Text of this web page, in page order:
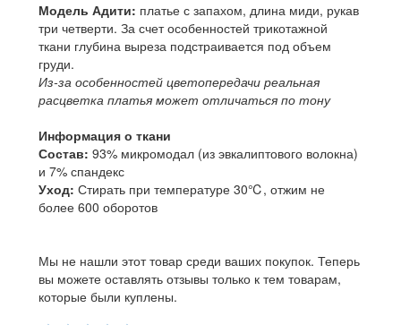
Модель Адити: платье с запахом, длина миди, рукав
три четверти. За счет особенностей трикотажной
ткани глубина выреза подстраивается под объем
груди.
Из-за особенностей цветопередачи реальная
расцветка платья может отличаться по тону
Информация о ткани
Состав: 93% микромодал (из эвкалиптового волокна)
и 7% спандекс
Уход: Стирать при температуре 30℃, отжим не
более 600 оборотов
Мы не нашли этот товар среди ваших покупок. Теперь
вы можете оставлять отзывы только к тем товарам,
которые были куплены.